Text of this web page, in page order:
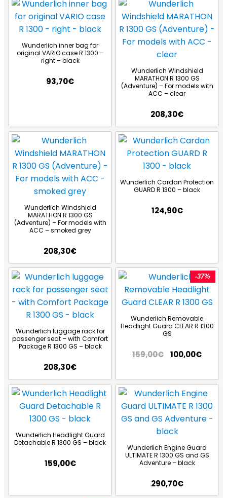
Wunderlich inner bag for
original VARIO case R 1300 –
right – black
93,70€
Wunderlich Windshield
MARATHON R 1300 GS
(Adventure) – For models with
ACC – clear
208,30€
Wunderlich Windshield
MARATHON R 1300 GS
(Adventure) – For models with
ACC – smoked grey
208,30€
Wunderlich Cardan Protection
GUARD R 1300 – black
124,90€
Wunderlich luggage rack for
passenger seat – with Comfort
Package R 1300 GS – black
208,30€
-37%
Wunderlich Removable
Headlight Guard CLEAR R 1300
GS
159,00€ 100,00€
Wunderlich Headlight Guard
Detachable R 1300 GS – black
159,00€
Wunderlich Engine Guard
ULTIMATE R 1300 GS and GS
Adventure – black
290,70€